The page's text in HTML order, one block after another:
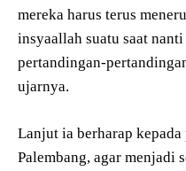
mereka harus terus
insyaallah suatu saat
pertandingan-
ujarnya.
Lanjut ia berharap
Palembang, agar menjadi